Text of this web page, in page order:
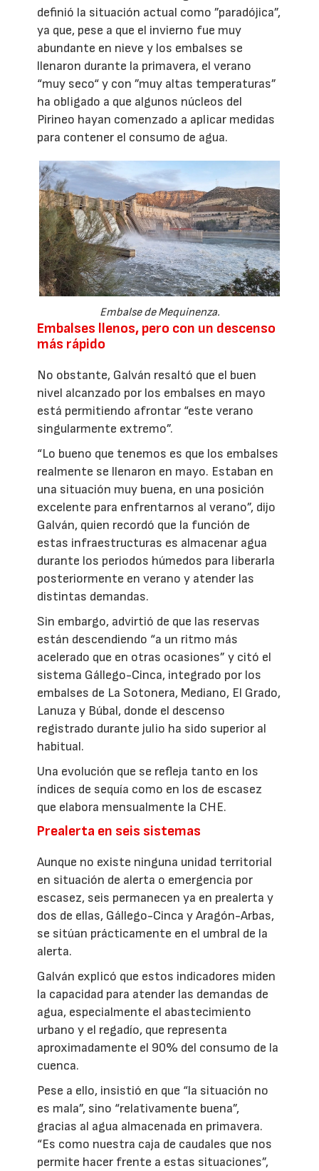
definió la situación actual como ”paradójica”,
ya que, pese a que el invierno fue muy
abundante en nieve y los embalses se
llenaron durante la primavera, el verano
“muy seco“ y con ”muy altas temperaturas”
ha obligado a que algunos núcleos del
Pirineo hayan comenzado a aplicar medidas
para contener el consumo de agua.
Embalse de Mequinenza.
Embalses llenos, pero con un descenso
más rápido
No obstante, Galván resaltó que el buen
nivel alcanzado por los embalses en mayo
está permitiendo afrontar “este verano
singularmente extremo”.
“Lo bueno que tenemos es que los embalses
realmente se llenaron en mayo. Estaban en
una situación muy buena, en una posición
excelente para enfrentarnos al verano”, dijo
Galván, quien recordó que la función de
estas infraestructuras es almacenar agua
durante los periodos húmedos para liberarla
posteriormente en verano y atender las
distintas demandas.
Sin embargo, advirtió de que las reservas
están descendiendo “a un ritmo más
acelerado que en otras ocasiones” y citó el
sistema Gállego-Cinca, integrado por los
embalses de La Sotonera, Mediano, El Grado,
Lanuza y Búbal, donde el descenso
registrado durante julio ha sido superior al
habitual.
Una evolución que se refleja tanto en los
índices de sequía como en los de escasez
que elabora mensualmente la CHE.
Prealerta en seis sistemas
Aunque no existe ninguna unidad territorial
en situación de alerta o emergencia por
escasez, seis permanecen ya en prealerta y
dos de ellas, Gállego-Cinca y Aragón-Arbas,
se sitúan prácticamente en el umbral de la
alerta.
Galván explicó que estos indicadores miden
la capacidad para atender las demandas de
agua, especialmente el abastecimiento
urbano y el regadío, que representa
aproximadamente el 90% del consumo de la
cuenca.
Pese a ello, insistió en que “la situación no
es mala”, sino “relativamente buena”,
gracias al agua almacenada en primavera.
“Es como nuestra caja de caudales que nos
permite hacer frente a estas situaciones”,